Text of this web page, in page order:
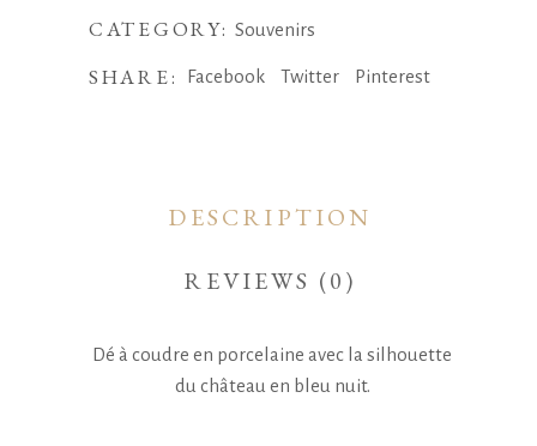
Château
CATEGORY:Souvenirs
SHARE: Facebook Twitter Pinterest
DESCRIPTION
REVIEWS (0)
Dé à coudre en porcelaine avec la silhouette
du château en bleu nuit.